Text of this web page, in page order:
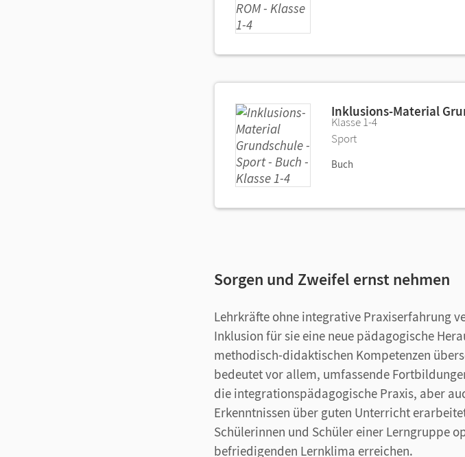
Inklusions-Material
Klasse 1-4
Sport
Buch
Sorgen und Zweifel ernst nehmen
Lehrkräfte ohne integrative Praxiserfahrung
Inklusion für sie eine neue pädagogische
methodisch-didaktischen Kompetenzen
bedeutet vor allem, umfassende
die integrationspädagogische Praxis, aber
Erkenntnissen über guten Unterricht
Schülerinnen und Schüler einer Lerngruppe
befriedigenden Lernklima erreichen.